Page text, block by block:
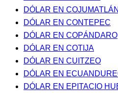
DÓLAR EN
DÓLAR EN CONTEPEC
DÓLAR EN COPÁNDARO
DÓLAR EN COTIJA
DÓLAR EN CUITZEO
DÓLAR EN
DÓLAR EN EPITACIO